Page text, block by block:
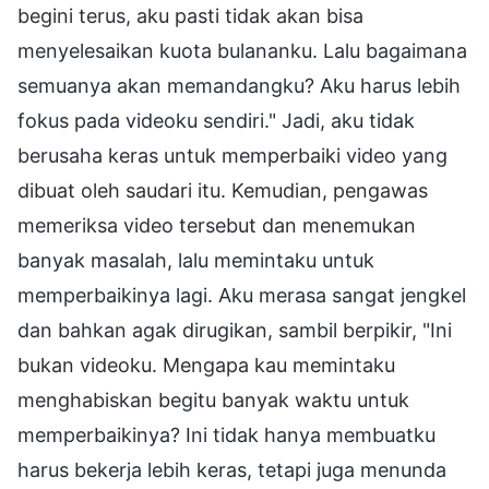
begini terus, aku pasti tidak akan bisa
menyelesaikan kuota bulananku. Lalu bagaimana
semuanya akan memandangku? Aku harus lebih
fokus pada videoku sendiri." Jadi, aku tidak
berusaha keras untuk memperbaiki video yang
dibuat oleh saudari itu. Kemudian, pengawas
memeriksa video tersebut dan menemukan
banyak masalah, lalu memintaku untuk
memperbaikinya lagi. Aku merasa sangat jengkel
dan bahkan agak dirugikan, sambil berpikir, "Ini
bukan videoku. Mengapa kau memintaku
menghabiskan begitu banyak waktu untuk
memperbaikinya? Ini tidak hanya membuatku
harus bekerja lebih keras, tetapi juga menunda